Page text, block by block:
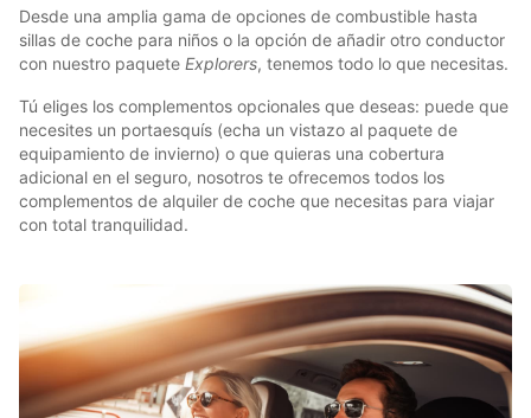
Desde una amplia gama de opciones de combustible hasta
sillas de coche para niños o la opción de añadir otro conductor
con nuestro paquete Explorers, tenemos todo lo que necesitas.
Tú eliges los complementos opcionales que deseas: puede que
necesites un portaesquís (echa un vistazo al paquete de
equipamiento de invierno) o que quieras una cobertura
adicional en el seguro, nosotros te ofrecemos todos los
complementos de alquiler de coche que necesitas para viajar
con total tranquilidad.